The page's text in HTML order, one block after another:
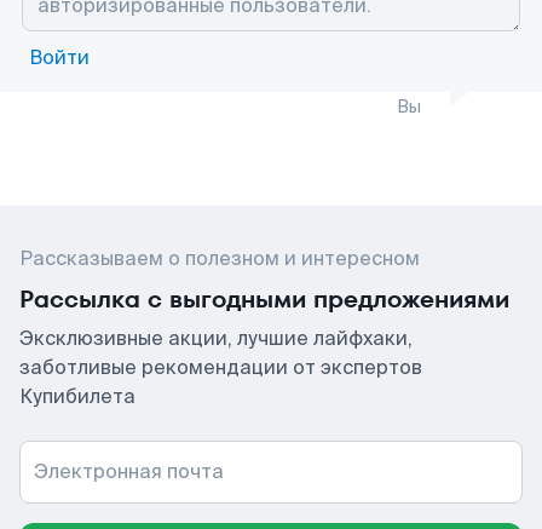
Войти
Вы
Рассказываем о полезном и интересном
Рассылка с выгодными предложениями
Эксклюзивные акции, лучшие лайфхаки,
заботливые рекомендации от экспертов
Купибилета
Электронная почта